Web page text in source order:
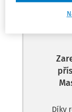
Díky